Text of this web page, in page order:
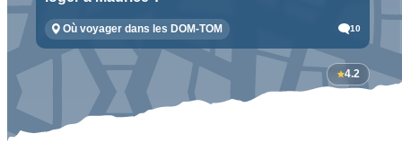
Où voyager dans les DOM-TOM 10
4.2